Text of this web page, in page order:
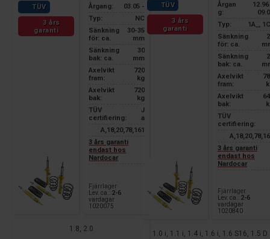
TÜV
3 års
garanti
Årgang:
03.05 -
Typ:
NC
Sänkning
för: ca.
30-35
mm
Sänkning
bak: ca.
30
mm
Axelvikt
fram:
720
kg
Axelvikt
bak:
720
kg
TÜV
certifiering:
J
a
A,18,20,78,161
3 års garanti
endast hos
Nardocar
Fjärrlager
Lev. ca.: 2-6
vardagar
1020075
1.8, 2.0
TÜV
3 års
garanti
Årgan
g:
Typ:
1A_,
Sänkning
för: ca.
Sänkning
bak: ca.
Axelvikt
fram:
Axelvikt
bak:
TÜV
certifiering:
3 års garanti
endast hos
Nardocar
Fjärrlager
Lev. ca.: 2-6
vardagar
1020840
1.0 i, 1.1 i, 1.4 i, 1.6 i, 1.6 S16, 1.5 D